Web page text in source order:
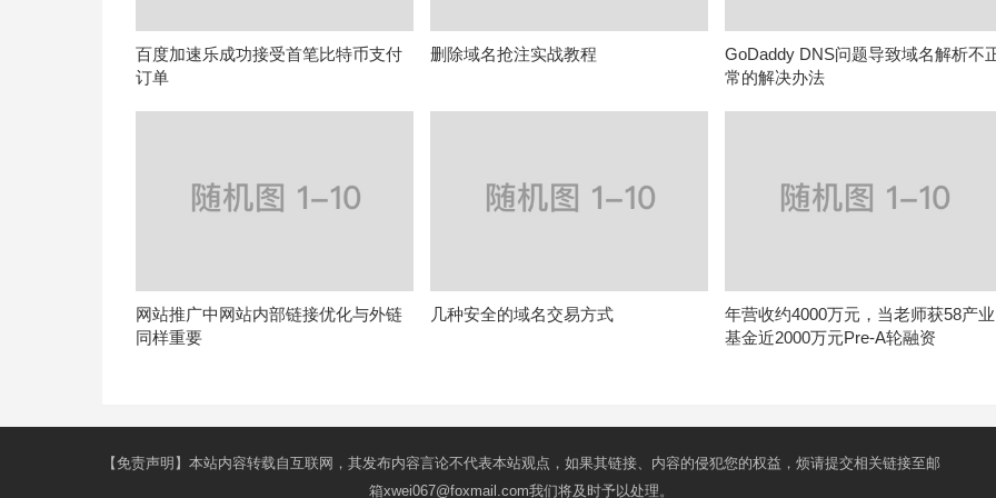
百度加速乐成功接受首笔比特币支付
订单
删除域名抢注实战教程
GoDaddy DNS问题导致域名解析不
常的解决办法
网站推广中网站内部链接优化与外链
同样重要
几种安全的域名交易方式
年营收约4000万元，当老师获58产业
基金近2000万元Pre-A轮融资
【免责声明】本站内容转载自互联网，其发布内容言论不代表本站观点，如果其链接、内容的侵犯您的权益，烦请提交相关链接至邮
箱xwei067@foxmail.com我们将及时予以处理。